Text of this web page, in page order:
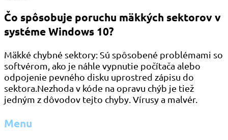
Čo spôsobuje poruchu mäkkých sektorov v
systéme Windows 10?
Mäkké chybné sektory: Sú spôsobené problémami so
softvérom, ako je náhle vypnutie počítača alebo
odpojenie pevného disku uprostred zápisu do
sektora.Nezhoda v kóde na opravu chýb je tiež
jedným z dôvodov tejto chyby. Vírusy a malvér.
Menu